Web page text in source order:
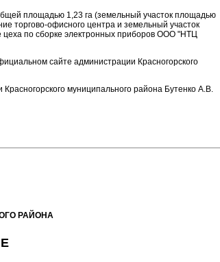
площадью 1,23 га (земельный участок площадью
торгово-офисного центра и земельный участок
по сборке электронных приборов ООО "НТЦ
сайте администрации Красногорского
муниципального района Бутенко А.В.
РАЙОНА